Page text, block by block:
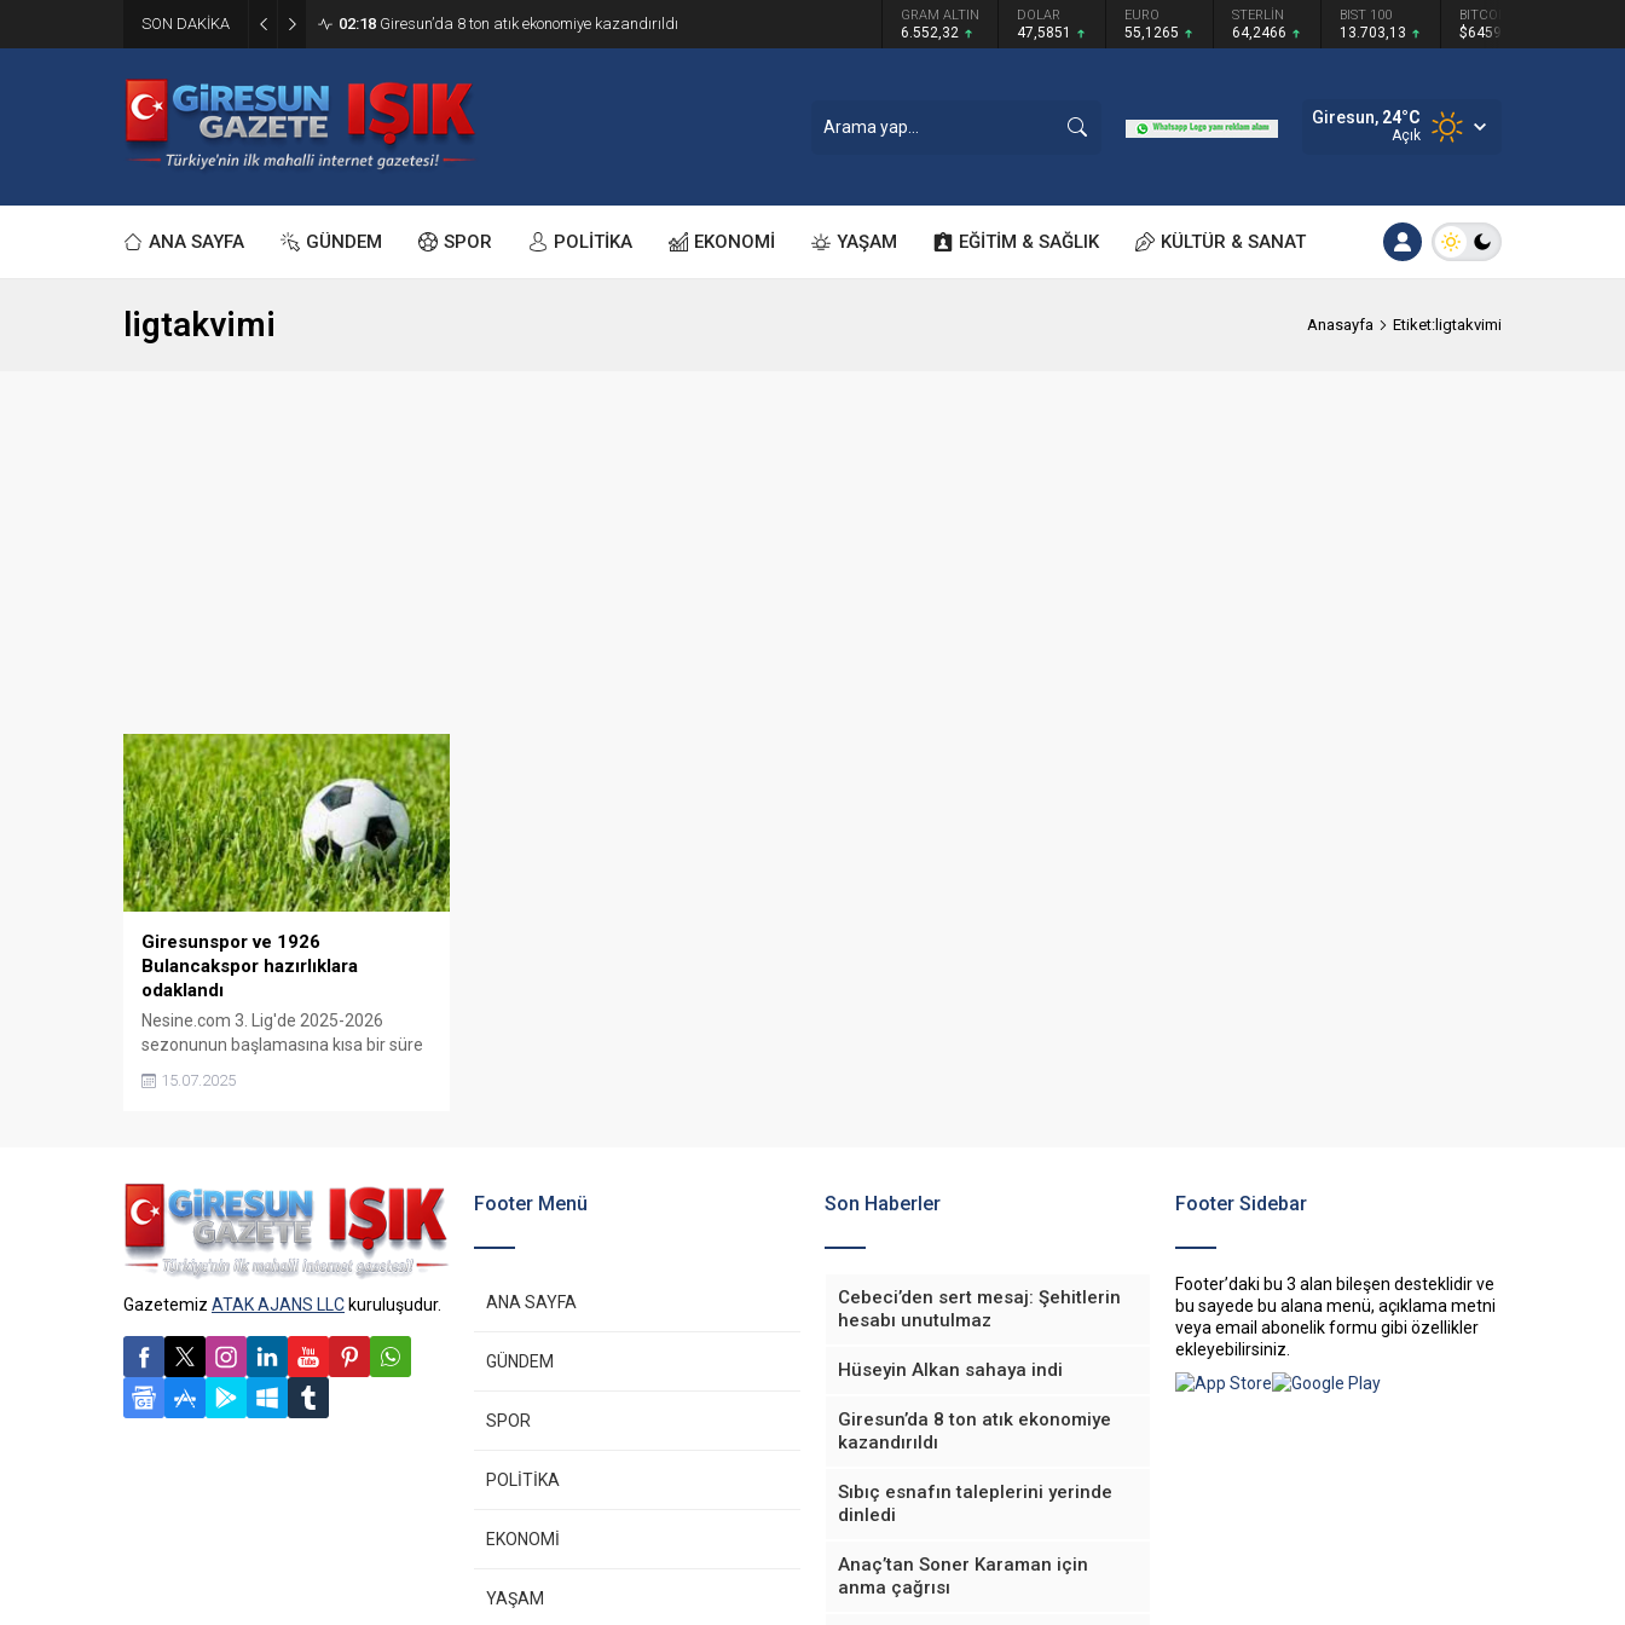
SON DAKİKA 02:18 Giresun’da 8 ton atık ekonomiye kazandırıldı GRAM ALTIN
6.552,32
DOLAR
47,5851
EURO
55,1265
STERLİN
64,2466
BIST 100
13.703,13
BITCOIN
$64594
Giresun, 24°C
Açık
ANA SAYFA GÜNDEM SPOR POLİTİKA EKONOMİ YAŞAM EĞİTİM & SAĞLIK KÜLTÜR & SANAT
ligtakvimi Anasayfa Etiket:ligtakvimi
Giresunspor ve 1926
Bulancakspor hazırlıklara
odaklandı
Nesine.com 3. Lig'de 2025-2026
sezonunun başlamasına kısa bir süre
kala, Türkiye Futbol Federasyonu
sezon takvimini resmen duyurdu.
15.07.2025
Gazetemiz ATAK AJANS LLC kuruluşudur.
Footer Menü
ANA SAYFA
GÜNDEM
SPOR
POLİTİKA
EKONOMİ
YAŞAM
Son Haberler
Cebeci’den sert mesaj: Şehitlerin
hesabı unutulmaz
Hüseyin Alkan sahaya indi
Giresun’da 8 ton atık ekonomiye
kazandırıldı
Sıbıç esnafın taleplerini yerinde
dinledi
Anaç’tan Soner Karaman için
anma çağrısı
Footer Sidebar
Footer’daki bu 3 alan bileşen desteklidir ve
bu sayede bu alana menü, açıklama metni
veya email abonelik formu gibi özellikler
ekleyebilirsiniz.